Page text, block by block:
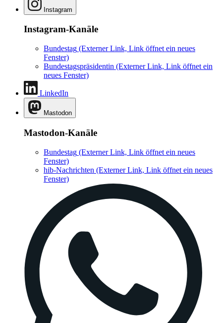
Instagram
Instagram-Kanäle
Bundestag (Externer Link, Link öffnet ein neues
Fenster)
Bundestagspräsidentin (Externer Link, Link öffnet ein
neues Fenster)
LinkedIn
Mastodon
Mastodon-Kanäle
Bundestag (Externer Link, Link öffnet ein neues
Fenster)
hib-Nachrichten (Externer Link, Link öffnet ein neues
Fenster)